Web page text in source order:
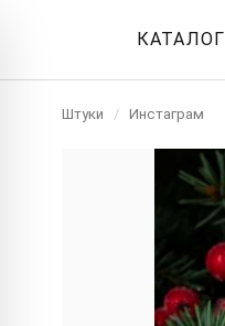
КАТАЛОГ
Штуки / Инстаграм